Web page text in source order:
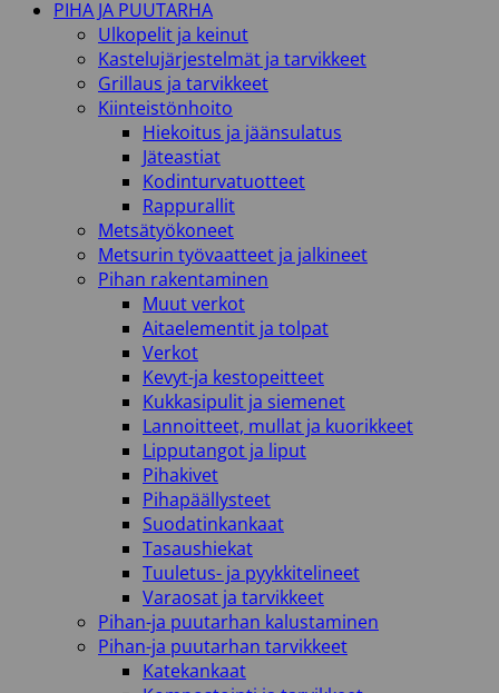
PIHA JA PUUTARHA
Ulkopelit ja keinut
Kastelujärjestelmät ja tarvikkeet
Grillaus ja tarvikkeet
Kiinteistönhoito
Hiekoitus ja jäänsulatus
Jäteastiat
Kodinturvatuotteet
Rappurallit
Metsätyökoneet
Metsurin työvaatteet ja jalkineet
Pihan rakentaminen
Muut verkot
Aitaelementit ja tolpat
Verkot
Kevyt-ja kestopeitteet
Kukkasipulit ja siemenet
Lannoitteet, mullat ja kuorikkeet
Lipputangot ja liput
Pihakivet
Pihapäällysteet
Suodatinkankaat
Tasaushiekat
Tuuletus- ja pyykkitelineet
Varaosat ja tarvikkeet
Pihan-ja puutarhan kalustaminen
Pihan-ja puutarhan tarvikkeet
Katekankaat